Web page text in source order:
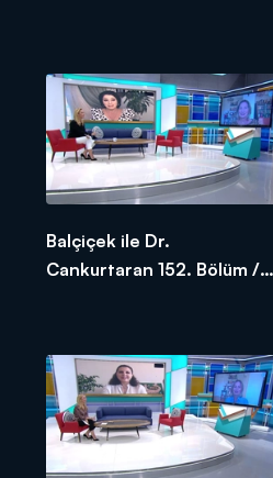
Balçiçek ile Dr.
Cankurtaran 152. Bölüm /